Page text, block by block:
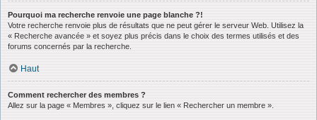
Pourquoi ma recherche renvoie une page blanche ?!
Votre recherche renvoie plus de résultats que ne peut gérer le serveur Web. Utilisez la
« Recherche avancée » et soyez plus précis dans le choix des termes utilisés et des
forums concernés par la recherche.
Haut
Comment rechercher des membres ?
Allez sur la page « Membres », cliquez sur le lien « Rechercher un membre ».